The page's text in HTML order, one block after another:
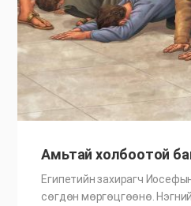
Амьтай холбоотой
Египетийн захирагч
сөгдөн мөргөцгөөнө.